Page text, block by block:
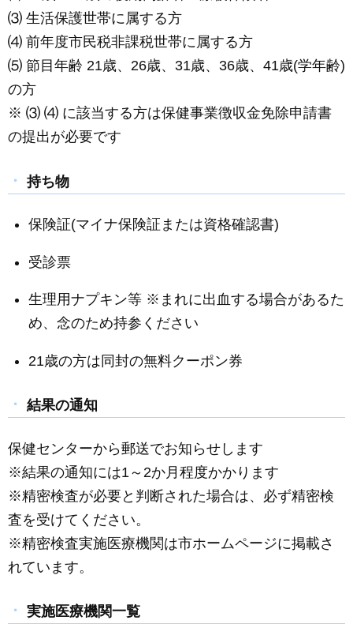
⑶ 生活保護世帯に属する方
⑷ 前年度市民税非課税世帯に属する方
⑸ 節目年齢 21歳、26歳、31歳、36歳、41歳(学年齢)
の方
※ ⑶ ⑷ に該当する方は保健事業徴収金免除申請書
の提出が必要です
持ち物
保険証(マイナ保険証または資格確認書)
受診票
生理用ナプキン等 ※まれに出血する場合があるた
め、念のため持参ください
21歳の方は同封の無料クーポン券
結果の通知
保健センターから郵送でお知らせします
※結果の通知には1～2か月程度かかります
※精密検査が必要と判断された場合は、必ず精密検
査を受けてください。
※精密検査実施医療機関は市ホームページに掲載さ
れています。
実施医療機関一覧